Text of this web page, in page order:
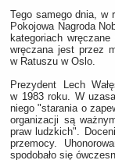
Tego samego dnia, w
Pokojowa Nagroda
kategoriach
wręczana jest przez
w Ratuszu w Oslo.
Prezydent Lech
w 1983 roku. W
niego "starania o
organizacji są
praw ludzkich".
przemocy.
spodobało się